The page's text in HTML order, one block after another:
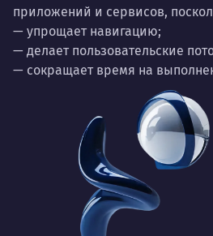
приложений и сервисов,
— упрощает навигацию;
— делает пользовательские
— сокращает время на